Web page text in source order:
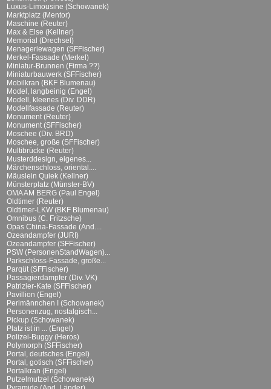
Luxus-Limousine (Schowanek)
Marktplatz (Mentor)
Maschine (Reuter)
Max & Else (Kellner)
Memorial (Drechsel)
Menageriewagen (SFFischer)
Merkel-Fassade (Merkel)
Miniatur-Brunnen (Firma ??)
Miniaturbauwerk (SFFischer)
Mobilkran (BKF Blumenau)
Model, langbeinig (Engel)
Modell, kleenes (Div. DDR)
Modellfassade (Reuter)
Monument (Reuter)
Monument (SFFischer)
Moschee (Div. BRD)
Moschee, große (SFFischer)
Multibrücke (Reuter)
Musterddesign, eigenes...
Märchenschloss, oriental....
Mäuslein Quiek (Kellner)
Münsterplatz (Münster-BV)
OMA AM BERG (Paul Engel)
Oldtimer (Reuter)
Oldtimer-LKW (BKF Blumenau)
Omnibus (C. Fritzsche)
Opas China-Fassade (And....
Ozeandampfer (JURI)
Ozeandampfer (SFFischer)
PSW (PersonenStandWagen)...
Parkschloss-Fassade, große...
Parqüt (SFFischer)
Passagierdampfer (Div. VK)
Patrizier-Kate (SFFischer)
Pavillion (Engel)
Perlmännchen I (Schowanek)
Personenzug, nostalgisch...
Pickup (Schowanek)
Platz ist in ... (Engel)
Polizei-Buggy (Heros)
Polymorph (SFFischer)
Portal, deutsches (Engel)
Portal, gotisch (SFFischer)
Portalkran (Engel)
Putzelmutzel (Schowanek)